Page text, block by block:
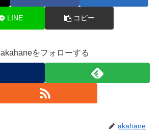
LINE コピー
akahaneをフォローする
akahane